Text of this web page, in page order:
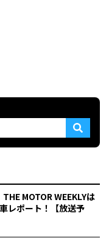
MOTOR WEEKLYは
レポート！【放送予